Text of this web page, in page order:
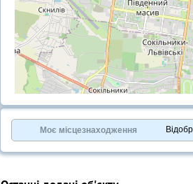
OpenStreetMapcontributors.
»
Моє місцезнаходження